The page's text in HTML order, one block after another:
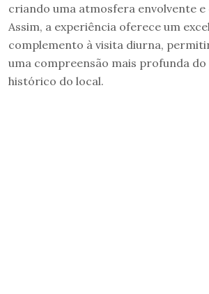
criando uma atmosfera envolvente e
Assim, a experiência oferece um
complemento à visita diurna,
uma compreensão mais profunda
histórico do local.